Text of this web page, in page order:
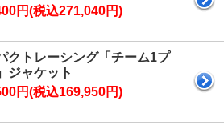
円(税込271,040円)
クトレーシング「チーム1プ
ジャケット
円(税込169,950円)